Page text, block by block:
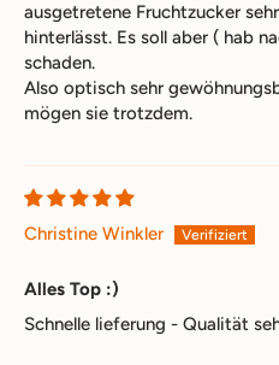
ausgetretene Fruchtzucker
hinterlässt. Es soll aber ( hab
schaden.
Also optisch sehr
mögen sie trotzdem.
Christine Winkler
Alles Top :)
Schnelle lieferung - Qualität